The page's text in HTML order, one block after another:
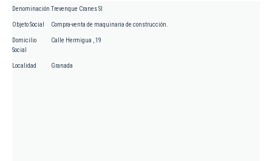
Denominación Trevenque Cranes Sl
Objeto Social Compra-venta de maquinaria de construcción.
Domicilio
Social
Calle Hermigua , 19
Localidad Granada